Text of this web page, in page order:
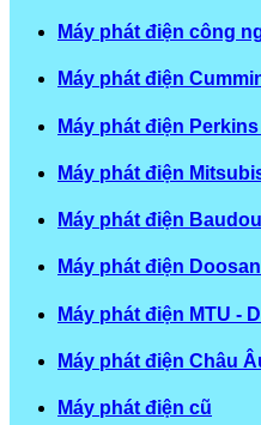
Máy phát điện công
Máy phát điện
Máy phát điện Perkins
Máy phát điện
Máy phát điện
Máy phát điện
Máy phát điện MTU -
Máy phát điện Châu
Máy phát điện cũ